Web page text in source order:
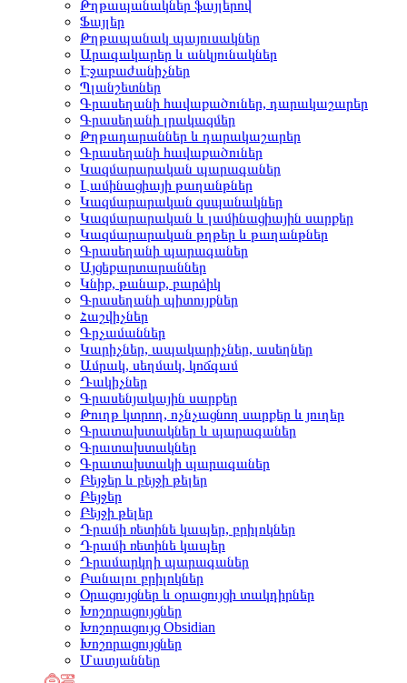
Թղթապանակներ ֆայլերով
Ֆայլեր
Թղթապանակ պայուսակներ
Արագակարեր և անկյունակներ
Էջաբաժանիչներ
Պլանշետներ
Գրասեղանի հավաքածուներ, դարակաշարեր
Գրասեղանի լրակազմեր
Թղթադարաններ և դարակաշարեր
Գրասեղանի հավաքածուներ
Կազմարարական պարագաներ
Լամինացիայի թաղանթներ
Կազմարարական զսպանակներ
Կազմարարական և լամինացիային սարքեր
Կազմարարական թղթեր և թաղանթներ
Գրասեղանի պարագաներ
Այցեքարտարաններ
Կնիք, թանաք, բարձիկ
Գրասեղանի պիտույքներ
Հաշվիչներ
Գրչամաններ
Կարիչներ, ապակարիչներ, ասեղներ
Ամրակ, սեղմակ, կոճգամ
Դակիչներ
Գրասենյակային սարքեր
Թուղթ կտրող, ոչնչացնող սարքեր և յուղեր
Գրատախտակներ և պարագաներ
Գրատախտակներ
Գրատախտակի պարագաներ
Բեյջեր և բեյջի թելեր
Բեյջեր
Բեյջի թելեր
Դրամի ռետինե կապեր, բրիլոկներ
Դրամի ռետինե կապեր
Դրամարկղի պարագաներ
Բանալու բրիլոկներ
Օրացույցներ և օրացույցի տակդիրներ
Խոշորացույցներ
Խոշորացույց Obsidian
Խոշորացույցներ
Մատյաններ